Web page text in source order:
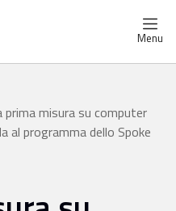
Menu
prima misura su computer
al programma dello Spoke